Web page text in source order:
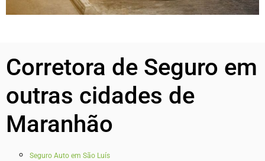
Corretora de Seguro em
outras cidades de
Maranhão
Seguro Auto em São Luís